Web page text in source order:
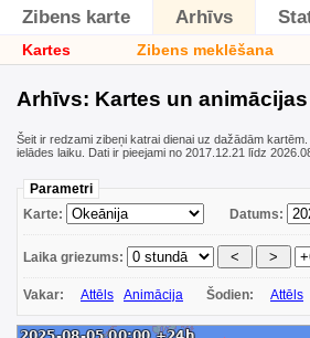
Zibens karte Arhīvs
Kartes Zibens meklēšana
Arhīvs: Kartes un animācijas
Šeit ir redzami zibeņi katrai dienai uz dažādām
ielādes laiku. Dati ir pieejami no 2017.12.21 līdz
Parametri
Karte:
Datums:
Laika griezums:
Vakar: Attēls Animācija Šodien: Attēls